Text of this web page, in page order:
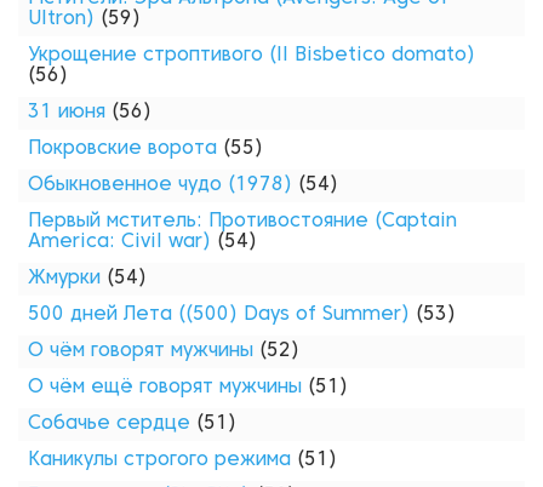
Ultron) (59)
Укрощение строптивого (Il Bisbetico domato)
(56)
31 июня (56)
Покровские ворота (55)
Обыкновенное чудо (1978) (54)
Первый мститель: Противостояние (Captain
America: Civil war) (54)
Жмурки (54)
500 дней Лета ((500) Days of Summer) (53)
О чём говорят мужчины (52)
О чём ещё говорят мужчины (51)
Собачье сердце (51)
Каникулы строгого режима (51)